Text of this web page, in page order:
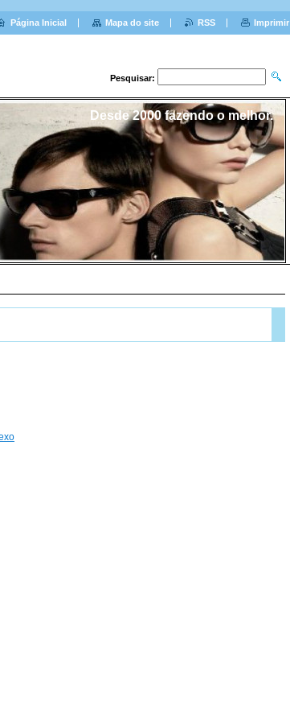
Pesquisar:
Desde 2000 fazendo o melhor.
Página Inicial Mapa do site RSS Imprimir